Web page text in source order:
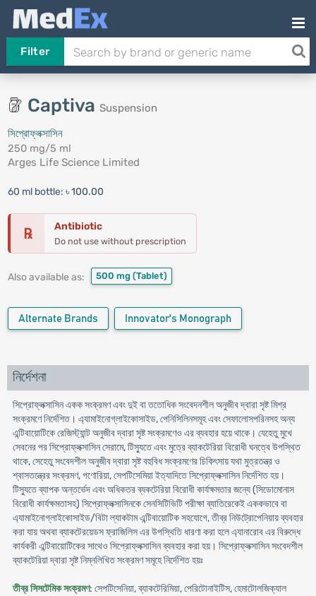
Filter
Captiva Suspension
সিপ্রোফ্লক্সাসিন
250 mg/5 ml
Arges Life Science Limited
60 ml bottle: ৳ 100.00
℞ Antibiotic
Do not use without prescription
Also available as: 500 mg (Tablet)
Alternate Brands Innovator's Monograph
নির্দেশনা
সিপ্রোফ্লক্সাসিন একক সংক্রমণ এবং দুই বা ততোধিক সংবেদনশীল অনুজীব দ্বারা সৃষ্ট মিশ্র
সংক্রমণে নির্দেশিত। এ্যামাইনোগ্লাইকোসাইড, পেনিসিলিনসমূহ এবং সেফালোসপরিনসহ অন্য
এন্টিবায়োটিকে রেজিস্ট্যান্ট অনুজীব দ্বারা সৃষ্ট সংক্রমণেও এর ব্যবহার হয়ে থাকে। যেহেতু মুখে
সেবনের পর সিপ্রোফ্লক্সাসিন সেরামে, টিস্যুতে এবং মুত্রে ব্যাকটেরিয়া বিরোধী ঘনত্বে উপস্থিত
থাকে, সেহেতু সংবেদশীল অনুজীব দ্বারা সৃষ্ট বহুবিধ সংক্রমণের চিকিৎসায় যথা মুত্রতন্ত্র ও
শ্বাসতন্ত্রের সংক্রমণ, গণোরিয়া, সেপটিসেমিয়া ইত্যাদিতে সিপ্রোফ্লক্সাসিন নির্দেশিত হয়।
টিস্যুতে ব্যাপক অন্তর্ভেদ এবং অধিকতর ব্যকটেরিয়া বিরোধী কার্যক্ষমতার জন্যে (সিডোমোনাস
বিরোধী কার্যক্ষমতাসহ) সিপ্রোফ্লক্সাসিনকে সেনসিটিভিটি পরীক্ষা ব্যাতিরেকেই এককভাবে বা
এ্যামাইনোগ্লাইকোসাইড/বিটা ল্যাকটাম এন্টিবায়োটিক সহযোগে, তীব্র নিউট্রোপেনিয়ায় ব্যবহার
করা যায় অথবা ব্যাকটেরয়েডস ফ্রাজিলিস এর উপস্থিতি ধারণা করা হলে এ্যানারোব এর বিরুদ্ধে
কার্যকরী এন্টিবায়োটিকের সাথেও সিপ্রোফ্লক্সাসিন ব্যবহার করা হয়। সিপ্রোফ্লক্সাসিন সংবেদশীল
ব্যাকটেরিয়া দ্বারা সৃষ্ট নিম্নলিখিত সংক্রমণ সমূহে নির্দেশিত হয়ঃ
তীব্র সিসটেমিক সংক্রমণ: সেপটিসেনিয়া, ব্যাকটেরিমিয়া, পেরিটোনাইটিস, হেমাটোলজিক্যাল